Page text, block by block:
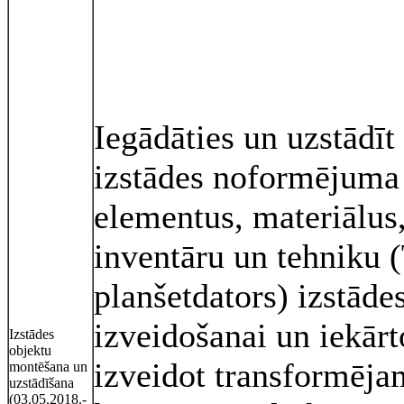
Izstādes
objektu
montēšana un
uzstādīšana
(03.05.2018.-
Iegādāties un
izstādes noformējuma
elementus,
inventāru un tehniku
planšetdators)
izveidošanai un
izveidot